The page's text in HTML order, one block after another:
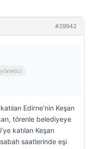
#29942
Edirne’nin Keşan
törenle belediyeye
katılan Keşan
saatlerinde eşi